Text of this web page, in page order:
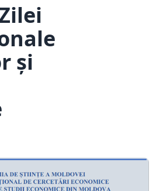
și